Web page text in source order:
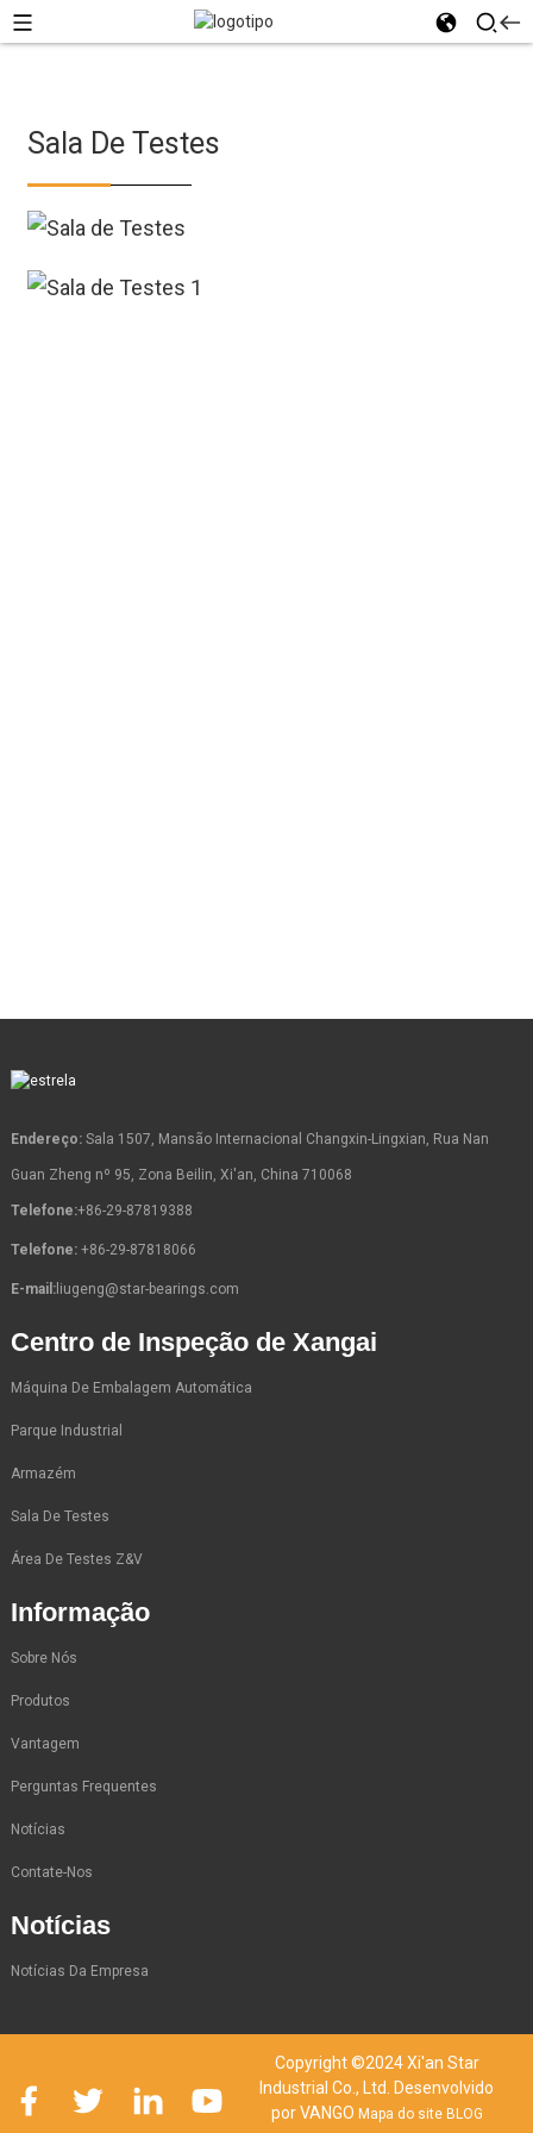
Sala De Testes
Endereço:Sala 1507, Mansão Internacional Changxin-Lingxian, Rua Nan
Guan Zheng nº 95, Zona Beilin, Xi'an, China 710068
Telefone:+86-29-87819388
Telefone: +86-29-87818066
E-mail:liugeng@star-bearings.com
Centro de Inspeção de Xangai
Máquina De Embalagem Automática
Parque Industrial
Armazém
Sala De Testes
Área De Testes Z&V
Informação
Sobre Nós
Produtos
Vantagem
Perguntas Frequentes
Notícias
Contate-Nos
Notícias
Notícias Da Empresa
Copyright ©2024 Xi'an Star
Industrial Co., Ltd. Desenvolvido
por VANGO Mapa do site BLOG